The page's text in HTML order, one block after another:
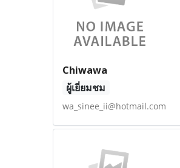
Chiwawa
ผู้เยี่ยมชม
wa_sinee_ii@hotmail.com